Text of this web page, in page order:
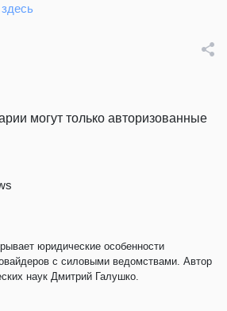
здесь
могут только авторизованные
юридические особенности
с силовыми ведомствами. Автор
наук Дмитрий Галушко.